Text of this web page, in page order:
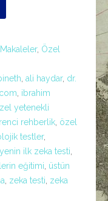
, Özel
ali haydar, dr.
ibrahim
yetenekli
rehberlik özel
testler,
ilk zeka testi
eğitimi üstün
zeka testi zeka